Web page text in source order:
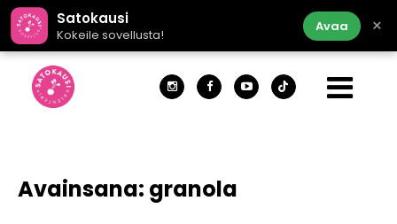
Satokausi
Kokeile sovellusta!
Avaa ×
Avainsana: granola